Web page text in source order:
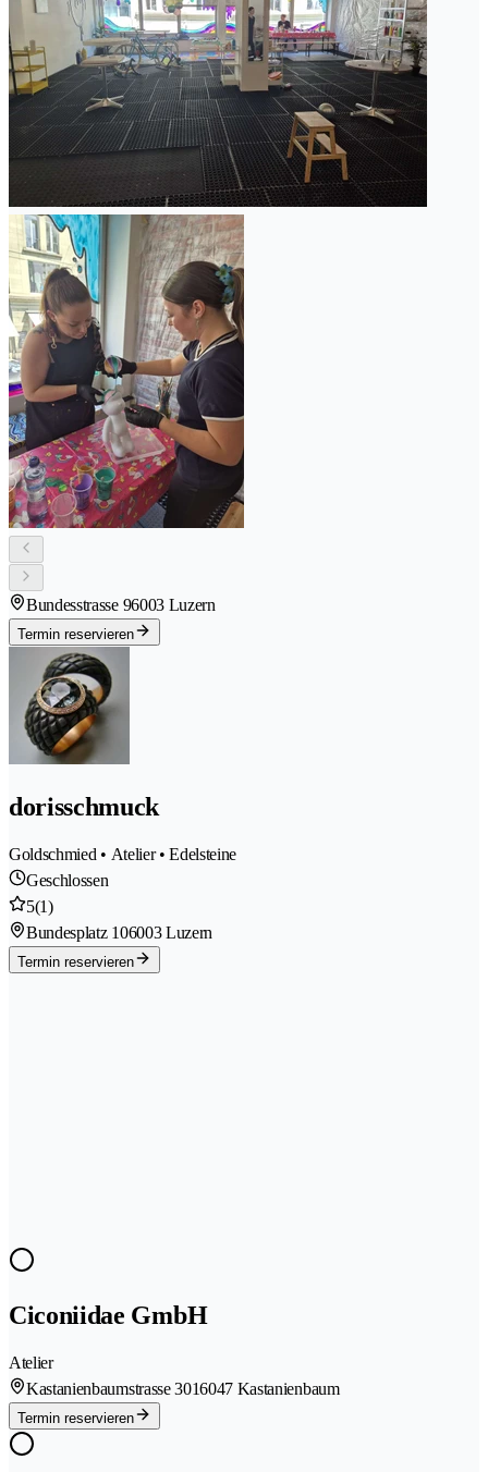
Bundesstrasse 96003 Luzern
Termin reservieren
dorisschmuck
Goldschmied • Atelier • Edelsteine
Geschlossen
5(1)
Bundesplatz 106003 Luzern
Termin reservieren
Ciconiidae GmbH
Atelier
Kastanienbaumstrasse 3016047 Kastanienbaum
Termin reservieren